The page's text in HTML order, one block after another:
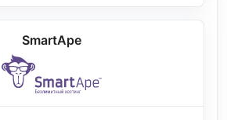
SmartApe